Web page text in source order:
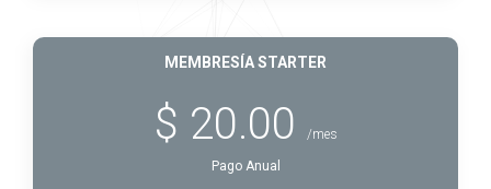
MEMBRESÍA STARTER
$ 20.00 /mes
Pago Anual